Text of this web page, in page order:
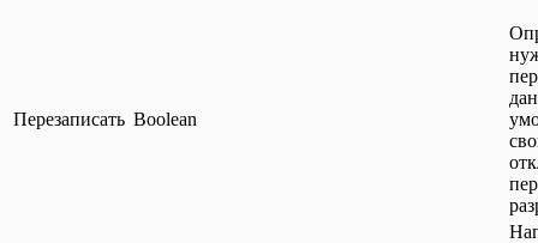
Перезаписать Boolean